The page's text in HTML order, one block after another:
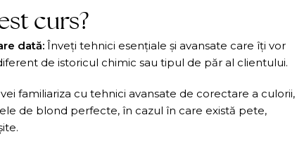
curs?
dată: Înveți tehnici esențiale și avansate care îți vor
de istoricul chimic sau tipul de păr al clientului.
familiariza cu tehnici avansate de corectare a culorii,
de blond perfecte, în cazul în care există pete,